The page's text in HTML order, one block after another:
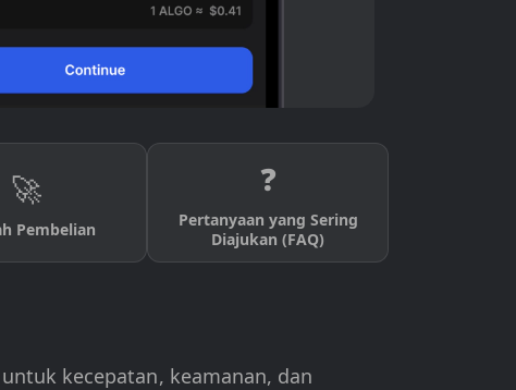
🚀
Pembelian
❓
Pertanyaan yang Sering
Diajukan (FAQ)
kecepatan, keamanan, dan